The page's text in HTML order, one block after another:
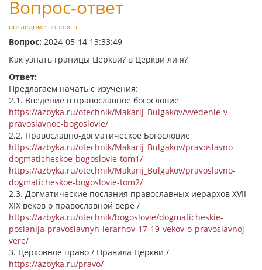
Вопрос-ответ
последние вопросы
Вопрос: 2024-05-14 13:33:49
Как узнать границы Церкви? в Церкви ли я?
Ответ:
Предлагаем начать с изучения:
2.1. Введение в православное богословие
https://azbyka.ru/otechnik/Makarij_Bulgakov/vvedenie-v-
pravoslavnoe-bogoslovie/
2.2. Православно-догматическое Богословие
https://azbyka.ru/otechnik/Makarij_Bulgakov/pravoslavno-
dogmaticheskoe-bogoslovie-tom1/
https://azbyka.ru/otechnik/Makarij_Bulgakov/pravoslavno-
dogmaticheskoe-bogoslovie-tom2/
2.3. Догматические послания православных иерархов XVII–
XIX веков о православной вере /
https://azbyka.ru/otechnik/bogoslovie/dogmaticheskie-
poslanija-pravoslavnyh-ierarhov-17-19-vekov-o-pravoslavnoj-
vere/
3. Церковное право / Правила Церкви /
https://azbyka.ru/pravo/